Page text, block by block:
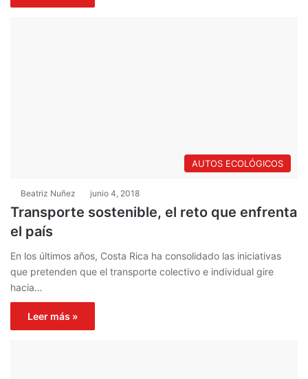
AUTOS ECOLÓGICOS
Beatriz Nuñez junio 4, 2018
Transporte sostenible, el reto que enfrenta
el país
En los últimos años, Costa Rica ha consolidado las iniciativas
que pretenden que el transporte colectivo e individual gire
hacia…
Leer más »